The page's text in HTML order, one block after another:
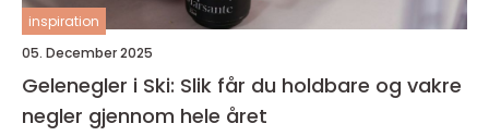
inspiration
05. December 2025
Gelenegler i Ski: Slik får du holdbare og vakre
negler gjennom hele året